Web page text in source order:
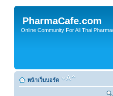
PharmaCafe.com
Online Community For All Thai
หน้าเว็บบอร์ด